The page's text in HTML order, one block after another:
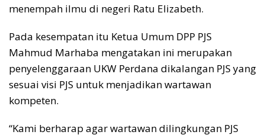
menempah ilmu di negeri Ratu Elizabeth.
Pada kesempatan itu Ketua Umum DPP PJS
Mahmud Marhaba mengatakan ini merupakan
penyelenggaraan UKW Perdana dikalangan PJS yang
sesuai visi PJS untuk menjadikan wartawan
kompeten.
“Kami berharap agar wartawan dilingkungan PJS